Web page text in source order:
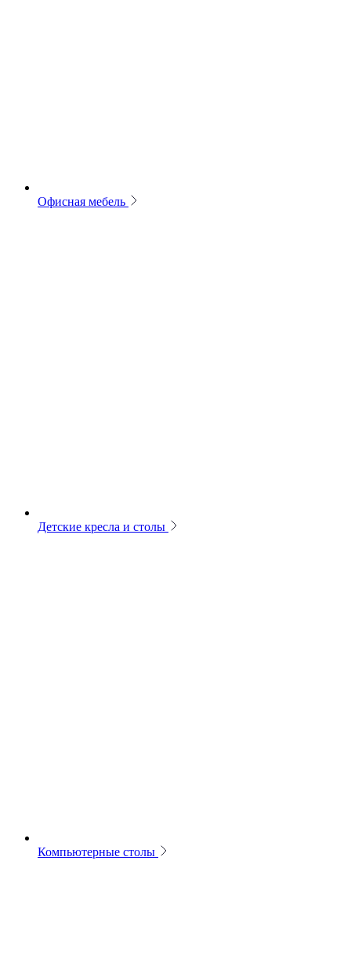
Офисная мебель
Детские кресла и столы
Компьютерные столы